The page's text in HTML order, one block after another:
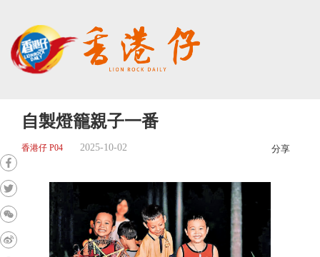
自製燈籠親子一番
香港仔 P04 2025-10-02 分享